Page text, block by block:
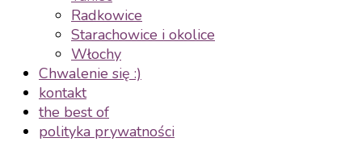
Radkowice
Starachowice i okolice
Włochy
Chwalenie się :)
kontakt
the best of
polityka prywatności